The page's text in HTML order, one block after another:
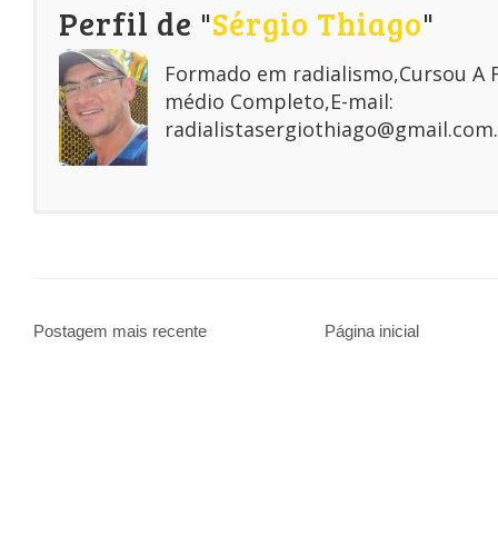
Perfil de "Sérgio Thiago"
Formado em radialismo,Cursou A
médio Completo,E-mail:
radialistasergiothiago@gmail.com.
Postagem mais recente Página inicial